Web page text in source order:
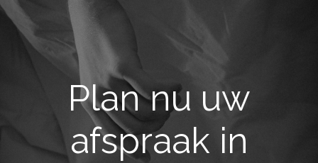
hoofdinhoud
Plan nu uw
afspraak in